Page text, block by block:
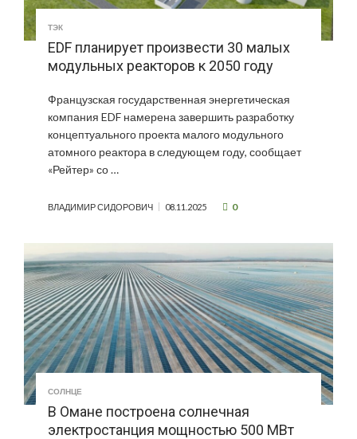
ТЭК
EDF планирует произвести 30 малых
модульных реакторов к 2050 году
Французская государственная энергетическая
компания EDF намерена завершить разработку
концептуального проекта малого модульного
атомного реактора в следующем году, сообщает
«Рейтер» со …
ВЛАДИМИР СИДОРОВИЧ 08.11.2025 0
СОЛНЦЕ
В Омане построена солнечная
электростанция мощностью 500 МВт